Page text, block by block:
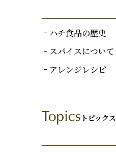
ハチ食品の歴史
スパイスについて
アレンジレシピ
トピックス